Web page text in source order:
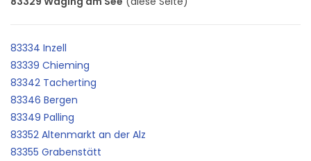
83334 Inzell
83339 Chieming
83342 Tacherting
83346 Bergen
83349 Palling
83352 Altenmarkt an der Alz
83355 Grabenstätt